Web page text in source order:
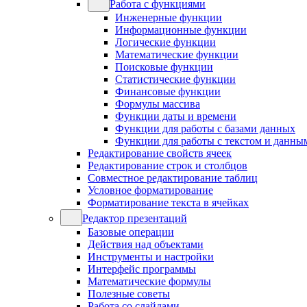
Работа с функциями
Инженерные функции
Информационные функции
Логические функции
Математические функции
Поисковые функции
Статистические функции
Финансовые функции
Формулы массива
Функции даты и времени
Функции для работы с базами данных
Функции для работы с текстом и
Редактирование свойств ячеек
Редактирование строк и столбцов
Совместное редактирование таблиц
Условное форматирование
Форматирование текста в ячейках
Редактор презентаций
Базовые операции
Действия над объектами
Инструменты и настройки
Интерфейс программы
Математические формулы
Полезные советы